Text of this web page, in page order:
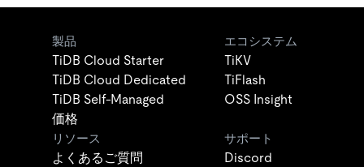
製品
TiDB Cloud Starter
TiDB Cloud Dedicated
TiDB Self-Managed
価格
エコシステム
TiKV
TiFlash
OSS Insight
リソース
よくあるご質問
サポート
Discord